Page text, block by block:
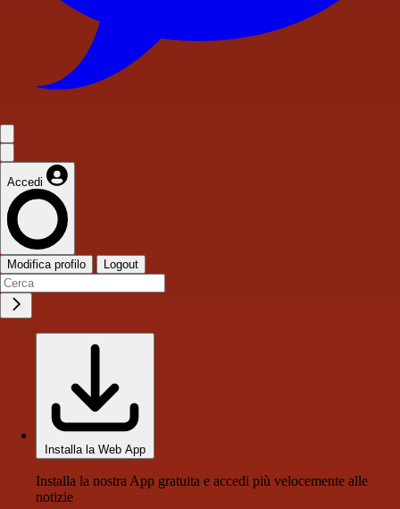
Accedi
Modifica profilo Logout
Installa la Web App
Installa la nostra App gratuita e accedi più velocemente alle
notizie